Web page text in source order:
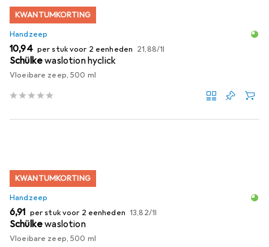
KWANTUMKORTING
Handzeep
EUR
10,94 per stuk voor 2 eenheden EUR
21,88/1l
Schülkewaslotion hyclick
Vloeibare zeep, 500 ml
KWANTUMKORTING
Handzeep
EUR
6,91 per stuk voor 2 eenheden EUR
13,82/1l
Schülkewaslotion
Vloeibare zeep, 500 ml